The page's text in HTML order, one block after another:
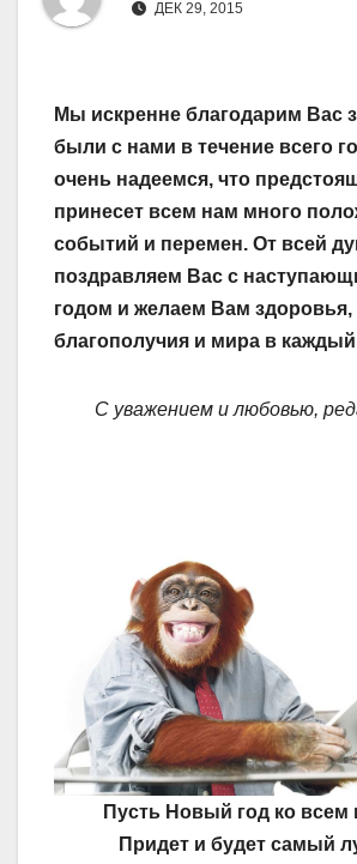
ДЕК 29, 2015
Мы искренне благодарим Вас
были с нами в течение всего
очень надеемся, что
принесет всем нам много
событий и перемен. От всей
поздравляем Вас с
годом и желаем Вам здоровья,
благополучия и мира в
С уважением и любовью,
Пусть Новый год ко всем
Придет и будет самый